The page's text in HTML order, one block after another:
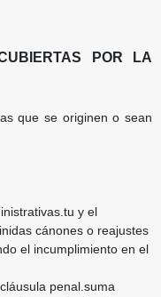
POR LA
que se originen o sean
y el
cánones o reajustes
el incumplimiento en el
penal.suma